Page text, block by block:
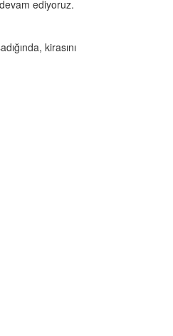
ediyoruz.
kirasını